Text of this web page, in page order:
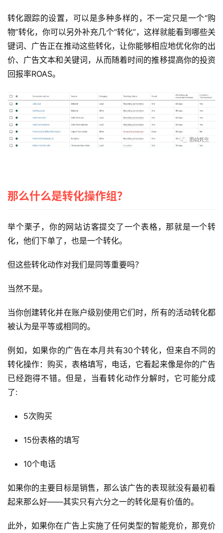
转化跟踪的设置，可以是多种多样的，不一定只是一个“购
物”转化，你可以另外补充几个“转化”，这样就能看到哪些关
键词、广告正在推动这些转化，让你能够相应地优化你的出
价、广告文本和关键词，从而随着时间的推移提高你的投资
回报率ROAS。
那么什么是转化操作组？
举个栗子，你的网站访客提交了一个表格，那就是一个转
化，他们下单了，也是一个转化。
但这些转化动作对我们是同等重要吗？
当然不是。
当你创建转化并在账户级别使用它们时，所有的活动转化都
被认为是平等或相同的。
例如，如果你的广告在本月共有30个转化，但来自不同的
转化操作：购买，表格填写，电话，它看起来像是你的广告
已经跑得不错。但是，当看转化动作分解时，它可能分成
了:
5次购买
15份表格的填写
10个电话
如果你的主要目标是销售，那么该广告的表现就没有最初看
起来那么好——其实只有六分之一的转化是有价值的。
此外，如果你在广告上实施了任何类型的智能竞价，那竞价